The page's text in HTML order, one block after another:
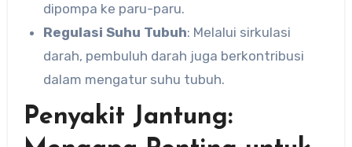
dipompa ke paru-paru.
Regulasi Suhu Tubuh: Melalui sirkulasi
darah, pembuluh darah juga berkontribusi
dalam mengatur suhu tubuh.
Penyakit Jantung: